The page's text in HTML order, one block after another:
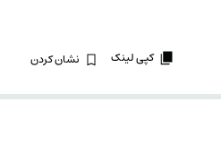
کپی لینک نشان کردن